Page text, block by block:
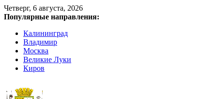
Четверг, 6 августа, 2026
Популярные направления:
Калининград
Владимир
Москва
Великие Луки
Киров